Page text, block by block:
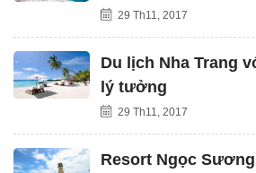
29 Th11, 2017
Du lịch Nha Trang
lý tưởng
29 Th11, 2017
Resort Ngọc